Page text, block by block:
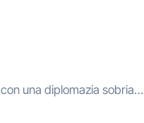
una diplomazia sobria…